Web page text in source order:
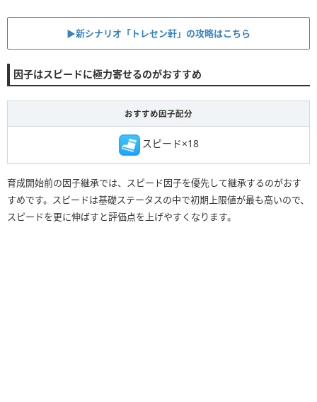
▶︎新シナリオ「トレセン軒」の攻略はこちら
因子はスピードに極力寄せるのがおすすめ
おすすめ因子配分
スピード×18
育成開始前の因子継承では、スピード因子を優先して継承するのがおす
すめです。スピードは基礎ステータスの中で初期上限値が最も高いので、
スピードを更に伸ばすと評価点を上げやすくなります。